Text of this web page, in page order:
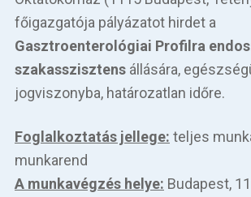
főigazgatója pályázatot hirdet a
Gasztroenterológiai Profilra
szakasszisztens állására,
jogviszonyba, határozatlan időre.
Foglalkoztatás jellege: teljes
munkarend
A munkavégzés helye: Budapest,